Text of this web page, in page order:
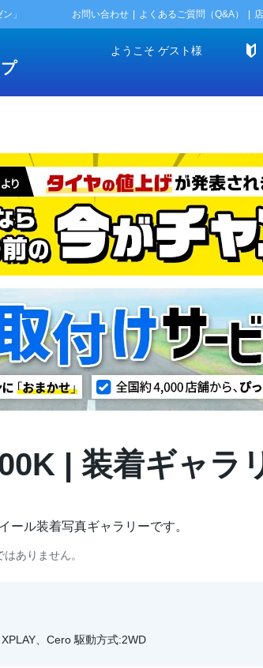
」 お問い合わせ よくあるご質問（Q&A）
ようこそ ゲスト様
| 装着ギャラ
ール装着写真ギャラリーです。
ありません。
、Cero 駆動方式:2WD